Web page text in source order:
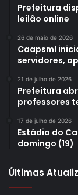
Prefeitura
leilão online
26 de maio de 2026
Caapsml
servidores,
21 de julho de 2026
Prefeitura
professores
17 de julho de 2026
Estádio do
domingo (19)
Últimas